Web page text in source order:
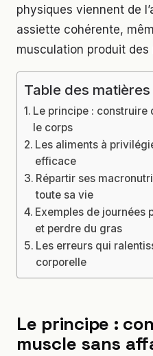
physiques viennent de
assiette cohérente,
musculation produit
Table des matières
Le principe : construire
le corps
Les aliments à
efficace
Répartir ses
toute sa vie
Exemples de journées
et perdre du gras
Les erreurs qui
corporelle
Le principe :
muscle sans